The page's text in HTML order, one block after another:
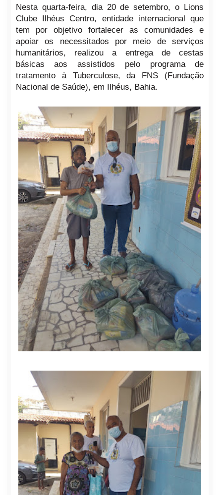
Nesta quarta-feira, dia 20 de setembro, o Lions
Clube Ilhéus Centro, entidade internacional que
tem por objetivo fortalecer as comunidades e
apoiar os necessitados por meio de serviços
humanitários, realizou a entrega de cestas
básicas aos assistidos pelo programa de
tratamento à Tuberculose, da FNS (Fundação
Nacional de Saúde), em Ilhéus, Bahia.